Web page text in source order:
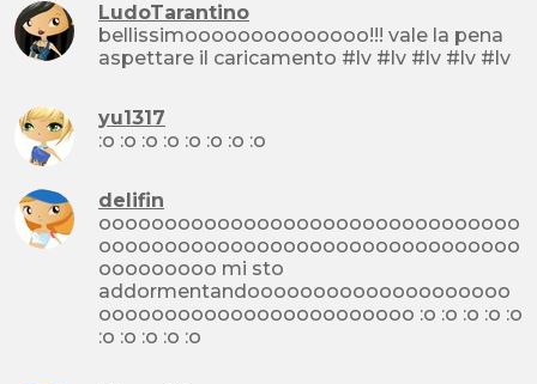
LudoTarantino
bellissimoooooooooooooo!!! vale la pena
aspettare il caricamento #lv #lv #lv #lv #lv
yu1317
:o :o :o :o :o :o :o :o
delifin
oooooooooooooooooooooooooooooooo
oooooooooooooooooooooooooooooooo
ooooooooo mi sto
addormentandoooooooooooooooooooo
oooooooooooooooooooooooo :o :o :o :o :o
:o :o :o :o :o